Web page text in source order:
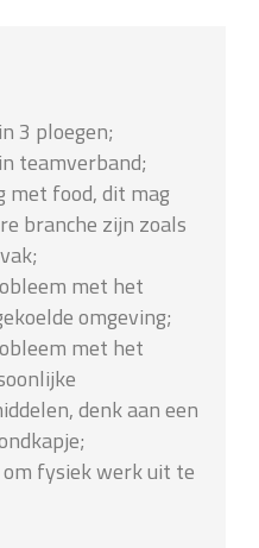
3 ploegen;
teamverband;
met food, dit mag
branche zijn zoals
met het
omgeving;
met het
denk aan een
fysiek werk uit te